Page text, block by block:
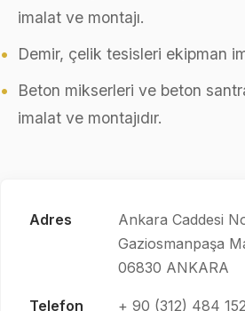
imalat ve montajı.
Demir, çelik tesisleri ekipman
Beton mikserleri ve beton
imalat ve montajıdır.
Adres
Ankara Caddesi
Gaziosmanpaşa
06830 ANKARA
Telefon + 90 (312) 484